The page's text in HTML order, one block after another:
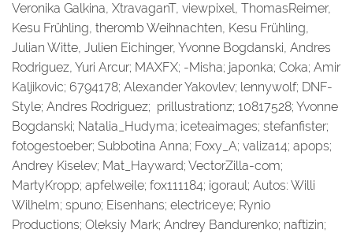
Veronika Galkina, XtravaganT, viewpixel, ThomasReimer,
Kesu Frühling, theromb Weihnachten, Kesu Frühling,
Julian Witte, Julien Eichinger, Yvonne Bogdanski, Andres
Rodriguez, Yuri Arcur; MAXFX; -Misha; japonka; Coka; Amir
Kaljikovic; 6794178; Alexander Yakovlev; lennywolf; DNF-
Style; Andres Rodriguez; prillustrationz; 10817528; Yvonne
Bogdanski; Natalia_Hudyma; iceteaimages; stefanfister;
fotogestoeber; Subbotina Anna; Foxy_A; valiza14; apops;
Andrey Kiselev; Mat_Hayward; VectorZilla-com;
MartyKropp; apfelweile; fox111184; igoraul; Autos: Willi
Wilhelm; spuno; Eisenhans; electriceye; Rynio
Productions; Oleksiy Mark; Andrey Bandurenko; naftizin;